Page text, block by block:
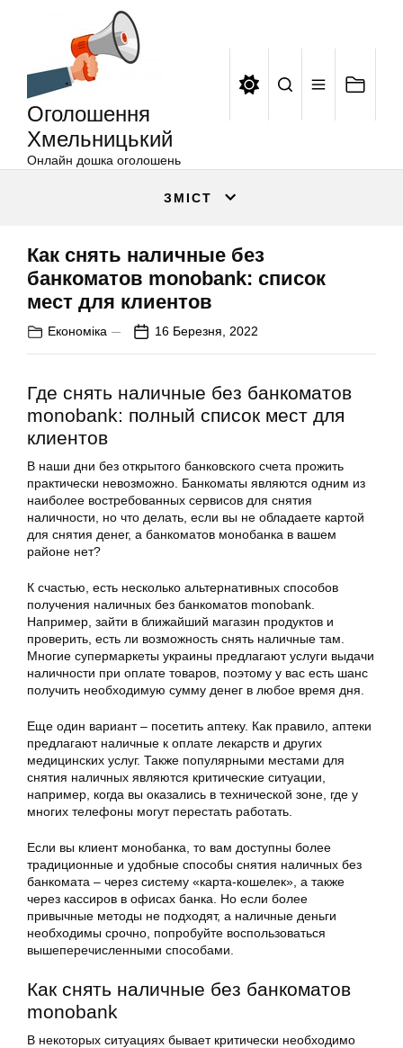
Оголошення
Хмельницький
Онлайн дошка оголошень
ЗМІСТ
Как снять наличные без
банкоматов monobank: список
мест для клиентов
Економіка 16 Березня, 2022
Где снять наличные без банкоматов
monobank: полный список мест для
клиентов
В наши дни без открытого банковского счета прожить
практически невозможно. Банкоматы являются одним из
наиболее востребованных сервисов для снятия
наличности, но что делать, если вы не обладаете картой
для снятия денег, а банкоматов монобанка в вашем
районе нет?
К счастью, есть несколько альтернативных способов
получения наличных без банкоматов monobank.
Например, зайти в ближайший магазин продуктов и
проверить, есть ли возможность снять наличные там.
Многие супермаркеты украины предлагают услуги выдачи
наличности при оплате товаров, поэтому у вас есть шанс
получить необходимую сумму денег в любое время дня.
Еще один вариант – посетить аптеку. Как правило, аптеки
предлагают наличные к оплате лекарств и других
медицинских услуг. Также популярными местами для
снятия наличных являются критические ситуации,
например, когда вы оказались в технической зоне, где у
многих телефоны могут перестать работать.
Если вы клиент монобанка, то вам доступны более
традиционные и удобные способы снятия наличных без
банкомата – через систему «карта-кошелек», а также
через кассиров в офисах банка. Но если более
привычные методы не подходят, а наличные деньги
необходимы срочно, попробуйте воспользоваться
вышеперечисленными способами.
Как снять наличные без банкоматов
monobank
В некоторых ситуациях бывает критически необходимо